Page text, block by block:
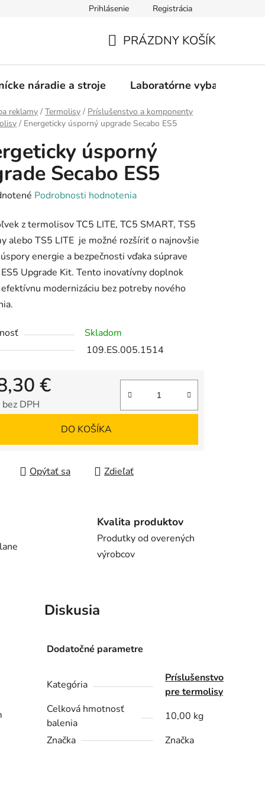
Prihlásenie Registrácia
KOŠÍK
PRÁZDNY KOŠÍK
náradie a stroje Laboratórne vybavenie
reklamy / Termolisy / Príslušenstvo a komponenty
/ Energeticky úsporný upgrade Secabo ES5
úsporný
Secabo ES5
Podrobnosti hodnotenia
z termolisov TC5 LITE, TC5 SMART, TS5
alebo TS5 LITE je možné rozšíriť o najnovšie
energie a bezpečnosti vďaka súprave
Upgrade Kit. Tento inovatívny doplnok
modernizáciu bez potreby nového
Skladom
109.ES.005.1514
€
DPH
DO KOŠÍKA
Opýtať sa Zdieľať
Kvalita produktov
Produtky od overených
výrobcov
Diskusia
Dodatočné parametre
Kategória
Príslušenstvo
pre termolisy
Celková hmotnosť
balenia
10,00 kg
Značka
Značka